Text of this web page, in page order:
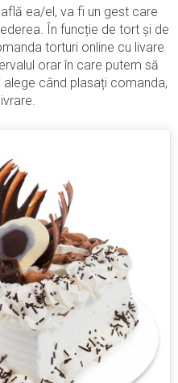
ea/el, va fi un gest care
În funcție de tort și de
torturi online cu livare
orar în care putem să
când plasați comanda,